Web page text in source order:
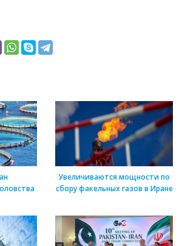
Увеличиваются мощности по
сбору факельных газов в Иране